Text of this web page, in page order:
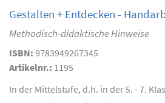
Gestalten + Entdecken -
Methodisch-didaktische Hinweise
ISBN: 9783949267345
Artikelnr.: 1195
In der Mittelstufe, d.h. in der 5. - 7.